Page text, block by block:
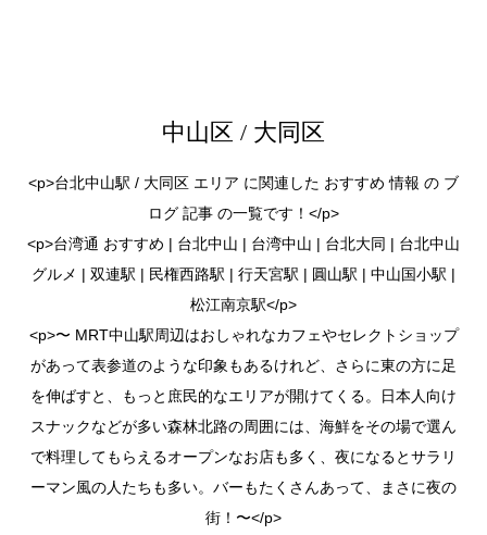
中山区 / 大同区
<p>台北中山駅 / 大同区 エリア に関連した おすすめ 情報 の ブ
ログ 記事 の一覧です！</p>
<p>台湾通 おすすめ | 台北中山 | 台湾中山 | 台北大同 | 台北中山
グルメ | 双連駅 | 民権西路駅 | 行天宮駅 | 圓山駅 | 中山国小駅 |
松江南京駅</p>
<p>〜 MRT中山駅周辺はおしゃれなカフェやセレクトショップ
があって表参道のような印象もあるけれど、さらに東の方に足
を伸ばすと、もっと庶民的なエリアが開けてくる。日本人向け
スナックなどが多い森林北路の周囲には、海鮮をその場で選ん
で料理してもらえるオープンなお店も多く、夜になるとサラリ
ーマン風の人たちも多い。バーもたくさんあって、まさに夜の
街！〜</p>